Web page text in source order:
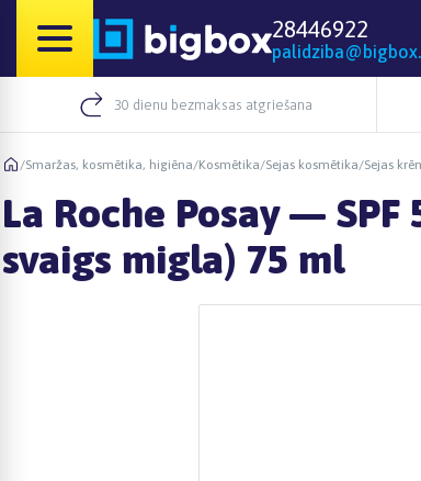
28446922
30 dienu bezmaksas atgriešana
/Smaržas, kosmētika, higiēna/Kosmētika/Sejas kosmētika/Sejas
La Roche Posay —
svaigs migla) 75 ml